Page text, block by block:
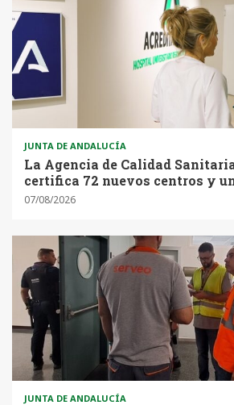
JUNTA DE ANDALUCÍA
La Agencia de Calidad
certifica 72 nuevos centros y
07/08/2026
JUNTA DE ANDALUCÍA